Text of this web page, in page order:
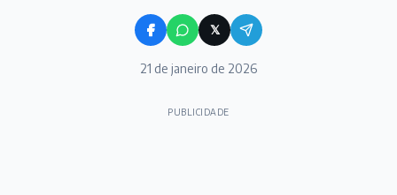
𝕏
21 de janeiro de 2026
PUBLICIDADE